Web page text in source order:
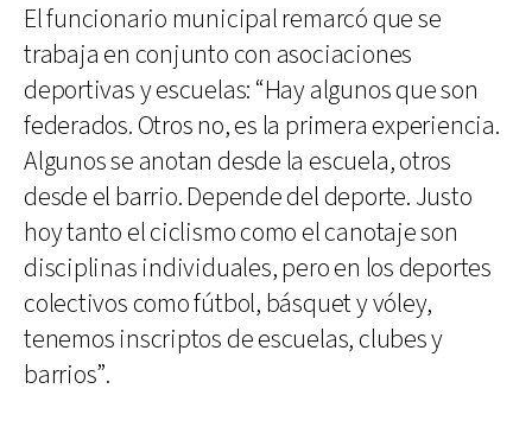
El funcionario municipal remarcó que se
trabaja en conjunto con asociaciones
deportivas y escuelas: “Hay algunos que son
federados. Otros no, es la primera experiencia.
Algunos se anotan desde la escuela, otros
desde el barrio. Depende del deporte. Justo
hoy tanto el ciclismo como el canotaje son
disciplinas individuales, pero en los deportes
colectivos como fútbol, básquet y vóley,
tenemos inscriptos de escuelas, clubes y
barrios”.